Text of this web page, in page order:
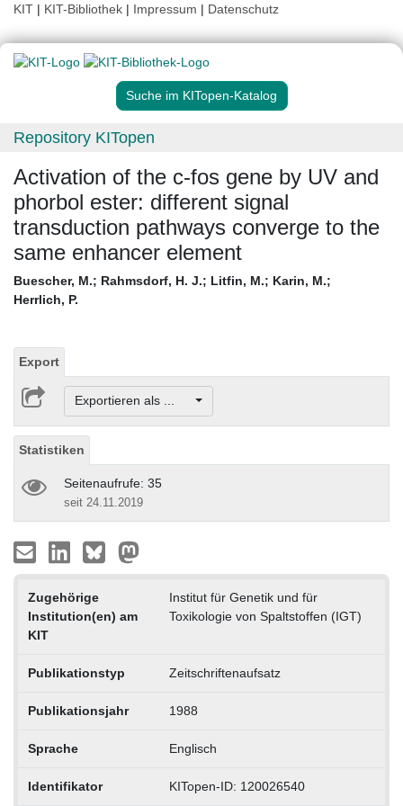
KIT | KIT-Bibliothek | Impressum | Datenschutz
Suche im KITopen-Katalog
Repository KITopen
Activation of the c-fos gene by UV and
phorbol ester: different signal
transduction pathways converge to the
same enhancer element
Buescher, M.; Rahmsdorf, H. J.; Litfin, M.; Karin, M.;
Herrlich, P.
Export
Exportieren als ...
Statistiken
Seitenaufrufe: 35
seit 24.11.2019
Zugehörige
Institution(en) am
KIT
Institut für Genetik und für
Toxikologie von Spaltstoffen (IGT)
Publikationstyp Zeitschriftenaufsatz
Publikationsjahr 1988
Sprache Englisch
Identifikator KITopen-ID: 120026540